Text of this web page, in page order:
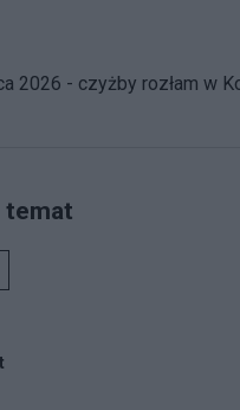
2026 - czyżby rozłam w
temat